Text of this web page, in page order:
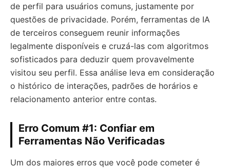
de perfil para usuários comuns, justamente por
questões de privacidade. Porém, ferramentas de IA
de terceiros conseguem reunir informações
legalmente disponíveis e cruzá-las com algoritmos
sofisticados para deduzir quem provavelmente
visitou seu perfil. Essa análise leva em consideração
o histórico de interações, padrões de horários e
relacionamento anterior entre contas.
Erro Comum #1: Confiar em
Ferramentas Não Verificadas
Um dos maiores erros que você pode cometer é